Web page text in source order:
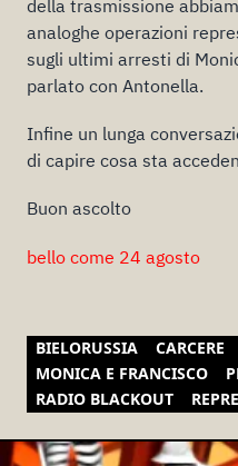
della trasmissione
analoghe operazioni
sugli ultimi arresti di
parlato con Antonella.
Infine un lunga
di capire cosa sta
Buon ascolto
bello come 24 agosto
BIELORUSSIA CARCERE
MONICA E FRANCISCO
RADIO BLACKOUT